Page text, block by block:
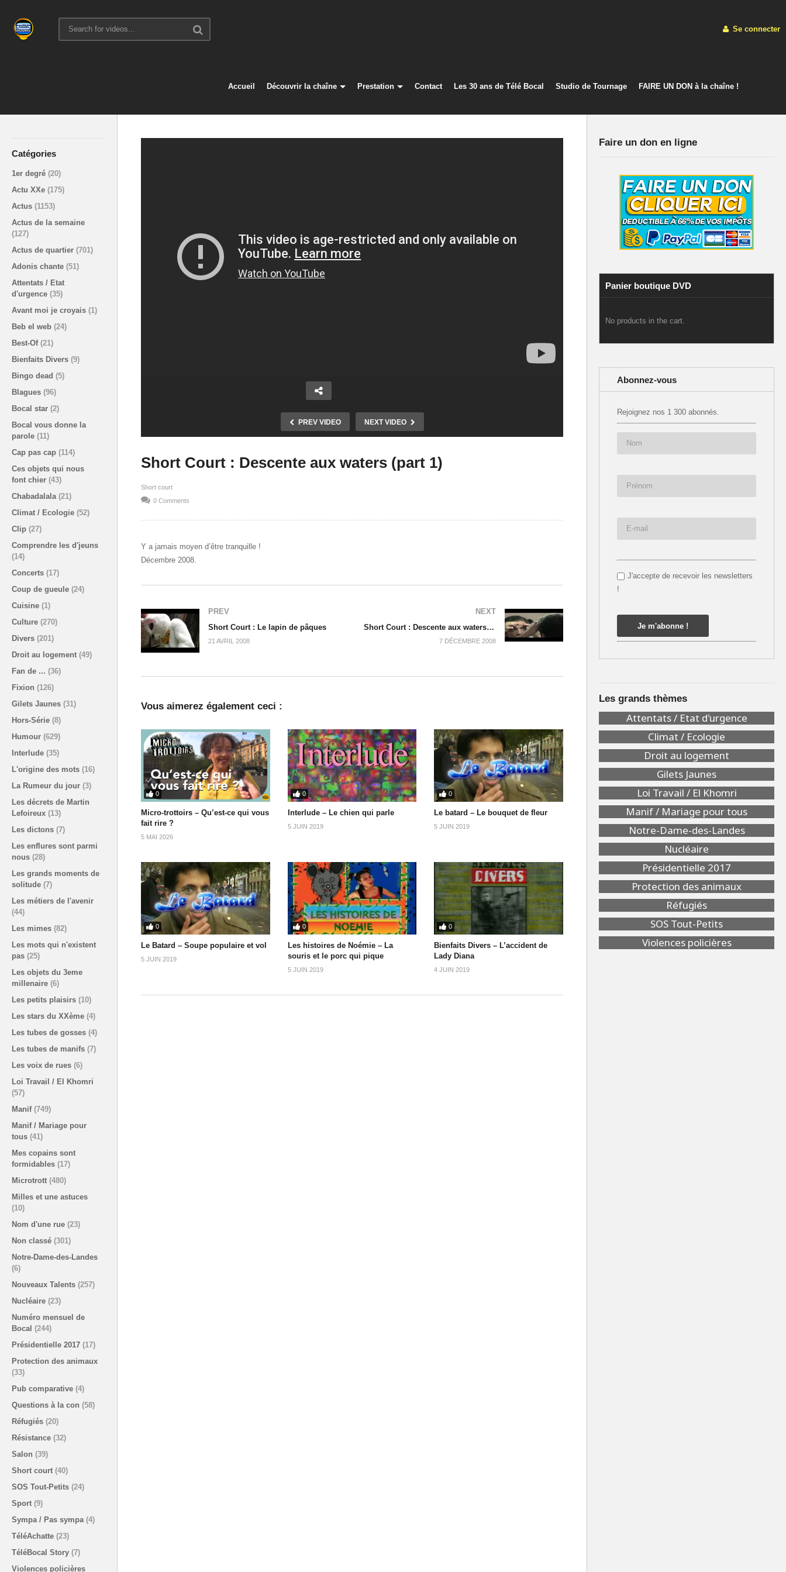
Se connecter
Accueil Découvrir la chaîne Prestation Contact Les 30 ans de Télé Bocal Studio de Tournage FAIRE UN DON à la chaîne !
Catégories
1er degré (20)
Actu XXe (175)
Actus (1153)
Actus de la semaine
(127)
Actus de quartier (701)
Adonis chante (51)
Attentats / Etat
d'urgence (35)
Avant moi je croyais (1)
Beb el web (24)
Best-Of (21)
Bienfaits Divers (9)
Bingo dead (5)
Blagues (96)
Bocal star (2)
Bocal vous donne la
parole (11)
Cap pas cap (114)
Ces objets qui nous
font chier (43)
Chabadalala (21)
Climat / Ecologie (52)
Clip (27)
Comprendre les d'jeuns
(14)
Concerts (17)
Coup de gueule (24)
Cuisine (1)
Culture (270)
Divers (201)
Droit au logement (49)
Fan de ... (36)
Fixion (126)
Gilets Jaunes (31)
Hors-Série (8)
Humour (629)
Interlude (35)
L'origine des mots (16)
La Rumeur du jour (3)
Les décrets de Martin
Lefoireux (13)
Les dictons (7)
Les enflures sont parmi
nous (28)
Les grands moments de
solitude (7)
Les métiers de l'avenir
(44)
Les mimes (82)
Les mots qui n'existent
pas (25)
Les objets du 3eme
millenaire (6)
Les petits plaisirs (10)
Les stars du XXème (4)
Les tubes de gosses (4)
Les tubes de manifs (7)
Les voix de rues (6)
Loi Travail / El Khomri
(57)
Manif (749)
Manif / Mariage pour
tous (41)
Mes copains sont
formidables (17)
Microtrott (480)
Milles et une astuces
(10)
Nom d'une rue (23)
Non classé (301)
Notre-Dame-des-Landes
(6)
Nouveaux Talents (257)
Nucléaire (23)
Numéro mensuel de
Bocal (244)
Présidentielle 2017 (17)
Protection des animaux
(33)
Pub comparative (4)
Questions à la con (58)
Réfugiés (20)
Résistance (32)
Salon (39)
Short court (40)
SOS Tout-Petits (24)
Sport (9)
Sympa / Pas sympa (4)
TéléAchatte (23)
TéléBocal Story (7)
Violences policières
PREV VIDEO NEXT VIDEO
Short Court : Descente aux waters (part 1)
Short court
0 Comments
Y a jamais moyen d’être tranquille !
Décembre 2008.
PREV
Short Court : Le lapin de pâques
21 AVRIL 2008
NEXT
Short Court : Descente aux waters (partie 2)
7 DÉCEMBRE 2008
Vous aimerez également ceci :
0
Micro-trottoirs – Qu’est-ce qui vous
fait rire ?
5 MAI 2026
0
Interlude – Le chien qui parle
5 JUIN 2019
0
Le batard – Le bouquet de fleur
5 JUIN 2019
0
Le Batard – Soupe populaire et vol
5 JUIN 2019
0
Les histoires de Noémie – La
souris et le porc qui pique
5 JUIN 2019
0
Bienfaits Divers – L’accident de
Lady Diana
4 JUIN 2019
Faire un don en ligne
Panier boutique DVD
No products in the cart.
Abonnez-vous
Rejoignez nos 1 300 abonnés.
J'accepte de recevoir les newsletters
!
Les grands thèmes
Attentats / Etat d'urgence
Climat / Ecologie
Droit au logement
Gilets Jaunes
Loi Travail / El Khomri
Manif / Mariage pour tous
Notre-Dame-des-Landes
Nucléaire
Présidentielle 2017
Protection des animaux
Réfugiés
SOS Tout-Petits
Violences policières